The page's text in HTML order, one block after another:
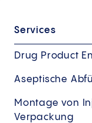
Services
Drug Product
Aseptische
Montage von
Verpackung